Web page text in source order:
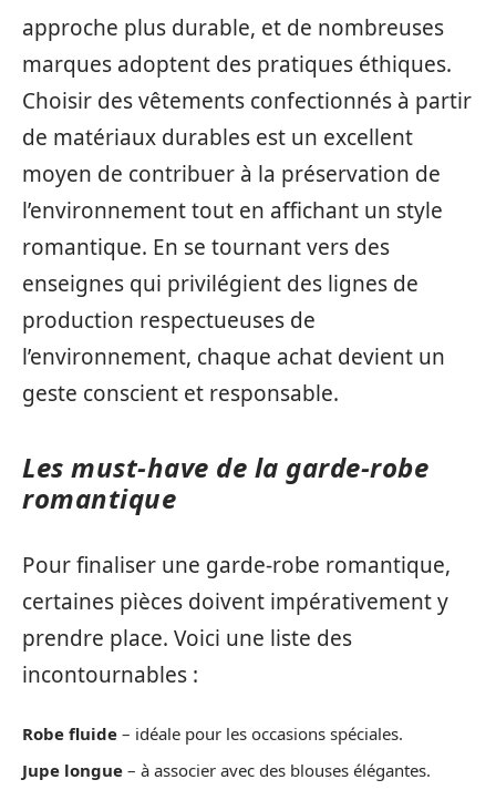
approche plus durable, et de nombreuses
marques adoptent des pratiques éthiques.
Choisir des vêtements confectionnés à partir
de matériaux durables est un excellent
moyen de contribuer à la préservation de
l’environnement tout en affichant un style
romantique. En se tournant vers des
enseignes qui privilégient des lignes de
production respectueuses de
l’environnement, chaque achat devient un
geste conscient et responsable.
Les must-have de la garde-robe
romantique
Pour finaliser une garde-robe romantique,
certaines pièces doivent impérativement y
prendre place. Voici une liste des
incontournables :
Robe fluide – idéale pour les occasions spéciales.
Jupe longue – à associer avec des blouses élégantes.